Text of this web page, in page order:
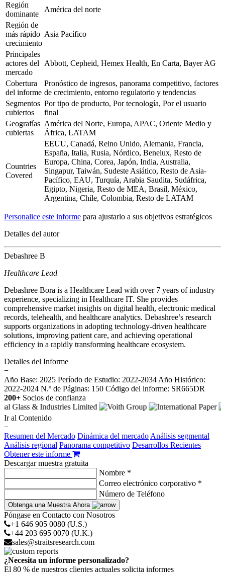
Región
dominante
América del norte
Región de
más rápido
crecimiento
Asia Pacífico
Principales
actores del
mercado
Abbott, Cepheid, Hemex Health, En Carta, Bayer AG
Cobertura
del informe
Pronóstico de ingresos, panorama competitivo, factores
de crecimiento, entorno regulatorio y tendencias
Segmentos
cubiertos
Por tipo de producto, Por tecnología, Por el usuario
final
Geografías
cubiertas
América del Norte, Europa, APAC, Oriente Medio y
África, LATAM
Countries
Covered
EEUU, Canadá, Reino Unido, Alemania, Francia,
España, Italia, Rusia, Nórdico, Benelux, Resto de
Europa, China, Corea, Japón, India, Australia,
Singapur, Taiwán, Sudeste Asiático, Resto de Asia-
Pacífico, EAU, Turquía, Arabia Saudita, Sudáfrica,
Egipto, Nigeria, Resto de MEA, Brasil, México,
Argentina, Chile, Colombia, Resto de LATAM
Personalice este informe para ajustarlo a sus objetivos estratégicos
Detalles del autor
Debashree B
Healthcare Lead
Debashree Bora is a Healthcare Lead with over 7 years of industry
experience, specializing in Healthcare IT. She provides
comprehensive market insights on digital health, electronic medical
records, telehealth, and healthcare analytics. Debashree’s research
supports organizations in adopting technology-driven healthcare
solutions, improving patient care, and achieving operational
efficiency in a rapidly transforming healthcare ecosystem.
Detalles del Informe
−
Año Base: 2025 Período de Estudio: 2022-2034Año Histórico:
2022-2024 N.º de Páginas: 150 Código del informe: SR665DR
200+ Socios de confianza
Ir al Contenido
−
Resumen del Mercado Dinámica del mercadoAnálisis segmental
Análisis regional Panorama competitivo Desarrollos Recientes
Obtener este informe
Descargar muestra gratuita
Nombre *
Correo electrónico corporativo *
Número de Teléfono
Obtenga una Muestra Ahora
Póngase en Contacto con Nosotros
+1 646 905 0080 (U.S.)
+44 203 695 0070 (U.K.)
sales@straitsresearch.com
¿Necesita un informe personalizado?
El 80 % de nuestros clientes actuales solicita informes